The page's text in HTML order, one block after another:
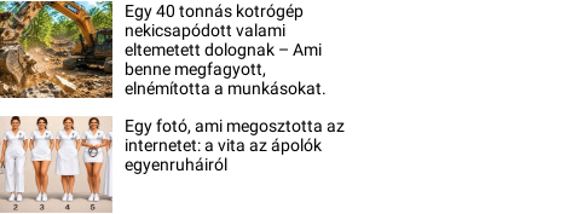
Egy 40 tonnás kotrógép
nekicsapódott valami
eltemetett dolognak – Ami
benne megfagyott,
elnémította a munkásokat.
Egy fotó, ami megosztotta az
internetet: a vita az ápolók
egyenruháiról